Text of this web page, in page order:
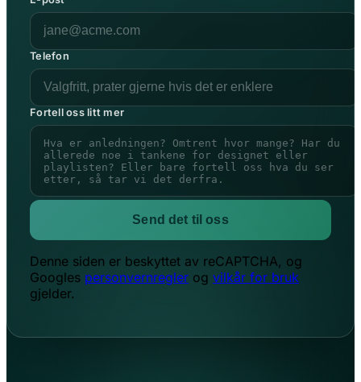
Telefon
Fortell oss litt mer
Send det til oss
Denne siden er beskyttet av reCAPTCHA, og
Googles personvernregler og vilkår for bruk
gjelder.